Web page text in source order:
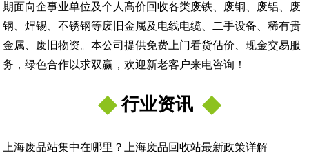
期面向企事业单位及个人高价回收各类废铁、废铜、废铝、废
钢、焊锡、不锈钢等废旧金属及电线电缆、二手设备、稀有贵
金属、废旧物资。本公司提供免费上门看货估价、现金交易服
务，绿色合作以求双赢，欢迎新老客户来电咨询！
行业资讯
上海废品站集中在哪里？上海废品回收站最新政策详解